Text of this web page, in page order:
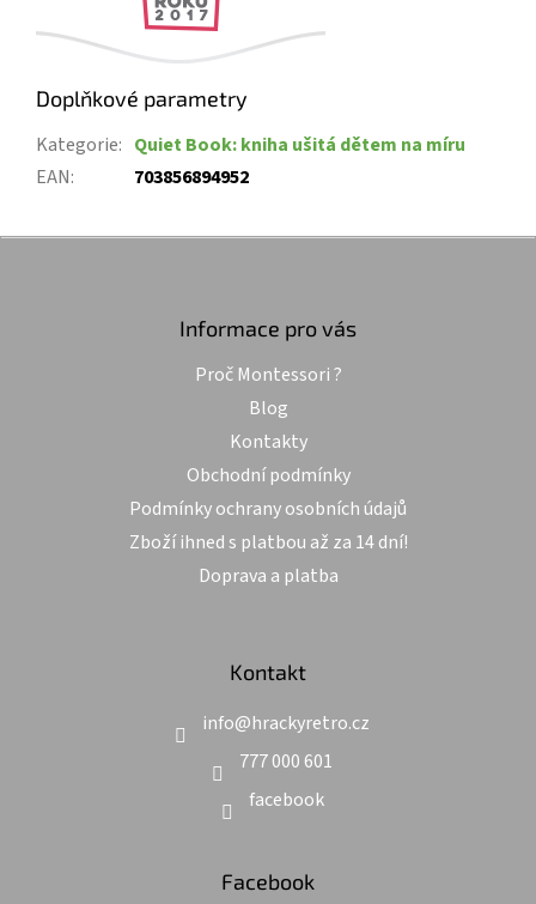
Doplňkové parametry
Kategorie: Quiet Book: kniha ušitá dětem na míru
EAN: 703856894952
Z
Informace pro vás
Proč Montessori ?
Blog
Kontakty
Obchodní podmínky
Podmínky ochrany osobních údajů
Zboží ihned s platbou až za 14 dní!
Doprava a platba
Kontakt
info@hrackyretro.cz
777 000 601
facebook
Facebook